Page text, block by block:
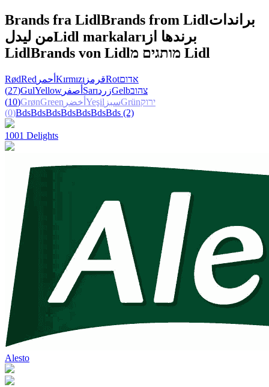
Brands fra LidlBrands from Lidlبراندات
من ليدلLidl markaları برندها از
LidlBrands von Lidl מותגים מ Lidl
RødRed أحمر Kırmızı قرمزRotאדום
(27)GulYellow أصفر SarıزردGelbצהוב
(10)GrønGreen أخضر Yeşil سبزGrünירוק
(0)BdsBdsBdsBdsBdsBdsBds (2)
1001 Delights
Alesto